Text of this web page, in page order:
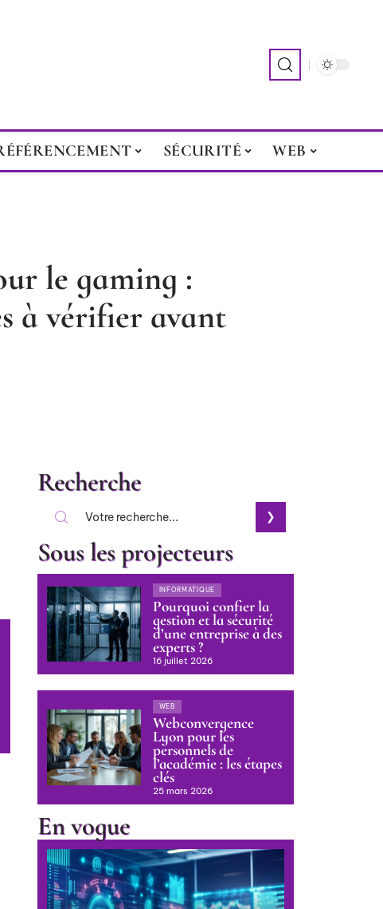
SÉCURITÉ WEB
le gaming :
à vérifier avant
Recherche
Sous les projecteurs
INFORMATIQUE
Pourquoi confier la
gestion et la sécurité
d’une entreprise à des
experts ?
16 juillet 2026
WEB
Webconvergence
Lyon pour les
personnels de
l’académie : les étapes
clés
25 mars 2026
En vogue